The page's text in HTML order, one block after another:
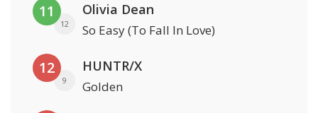
11
12
Olivia Dean
So Easy (To Fall In Love)
12
9
HUNTR/X
Golden